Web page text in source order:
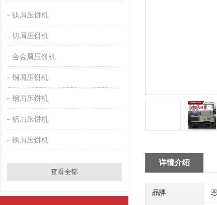
钛屑压饼机
切屑压饼机
合金屑压饼机
铜屑压饼机
钢屑压饼机
铝屑压饼机
铁屑压饼机
查看全部
详情介绍
品牌